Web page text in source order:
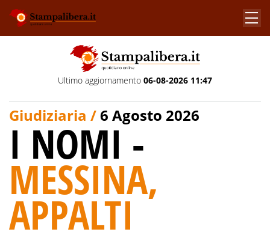
Ultimo aggiornamento 06-08-2026 11:47
Giudiziaria /6 Agosto 2026
I NOMI -
MESSINA,
APPALTI